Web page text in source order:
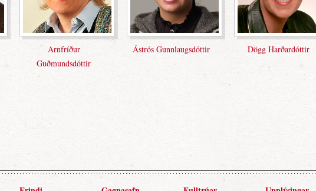
Dögg Harðardóttir
Eiríkur Bergmann
Erlingur